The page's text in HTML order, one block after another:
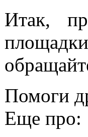
Итак,
Помоги
Еще про: